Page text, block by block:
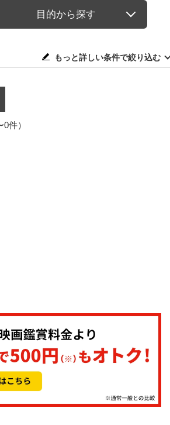
目的から探す
もっと詳しい条件で絞り込む
件）